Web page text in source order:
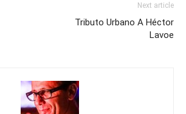
Next article
Tributo Urbano A Héctor
Lavoe